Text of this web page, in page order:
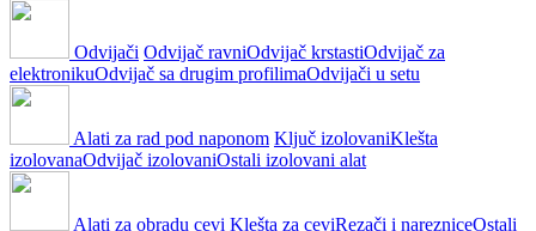
Odvijači Odvijač ravniOdvijač krstastiOdvijač za
elektronikuOdvijač sa drugim profilimaOdvijači u setu
Alati za rad pod naponom Ključ izolovaniKlešta
izolovanaOdvijač izolovaniOstali izolovani alat
Alati za obradu cevi Klešta za ceviRezači i narezniceOstali